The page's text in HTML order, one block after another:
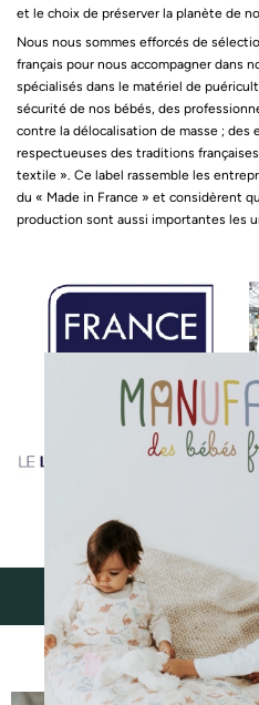
et le choix de préserver la planète de
Nous nous sommes efforcés de
français pour nous accompagner dans
spécialisés dans le matériel de
sécurité de nos bébés, des
contre la délocalisation de masse ; des
respectueuses des traditions
textile ». Ce label rassemble les
du « Made in France » et considèrent
production sont aussi importantes les